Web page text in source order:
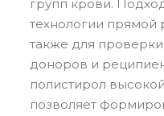
групп крови.
технологии прямой
также для
доноров и
полистирол
позволяет